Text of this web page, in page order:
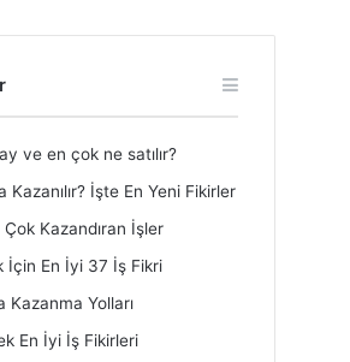
ve en çok ne satılır?
Kazanılır? İşte En Yeni Fikirler
Kazandıran İşler
İçin En İyi 37 İş Fikri
Kazanma Yolları
En İyi İş Fikirleri